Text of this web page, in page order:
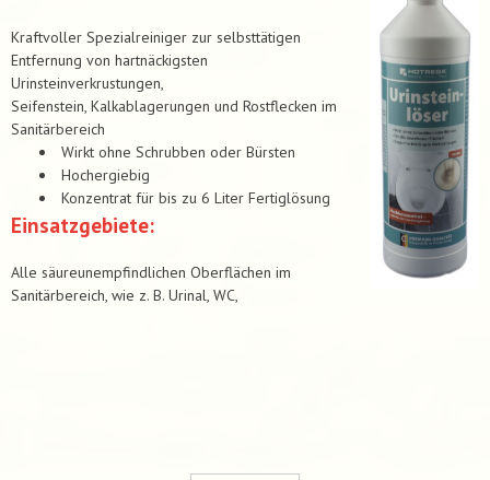
Kraftvoller Spezialreiniger zur selbsttätigen
Entfernung von hartnäckigsten
Urinsteinverkrustungen,
Seifenstein, Kalkablagerungen und Rostflecken im
Sanitärbereich
Wirkt ohne Schrubben oder Bürsten
Hochergiebig
Konzentrat für bis zu 6 Liter Fertiglösung
Einsatzgebiete:
Alle säureunempfindlichen Oberflächen im
Sanitärbereich, wie z. B. Urinal, WC,